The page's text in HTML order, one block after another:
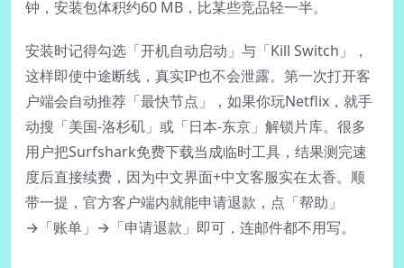
钟，安装包体积约60 MB，比某些竞品轻一半。
安装时记得勾选「开机自动启动」与「Kill Switch」，
这样即使中途断线，真实IP也不会泄露。第一次打开客
户端会自动推荐「最快节点」，如果你玩Netflix，就手
动搜「美国-洛杉矶」或「日本-东京」解锁片库。很多
用户把Surfshark免费下载当成临时工具，结果测完速
度后直接续费，因为中文界面+中文客服实在太香。顺
带一提，官方客户端内就能申请退款，点「帮助」
→「账单」→「申请退款」即可，连邮件都不用写。